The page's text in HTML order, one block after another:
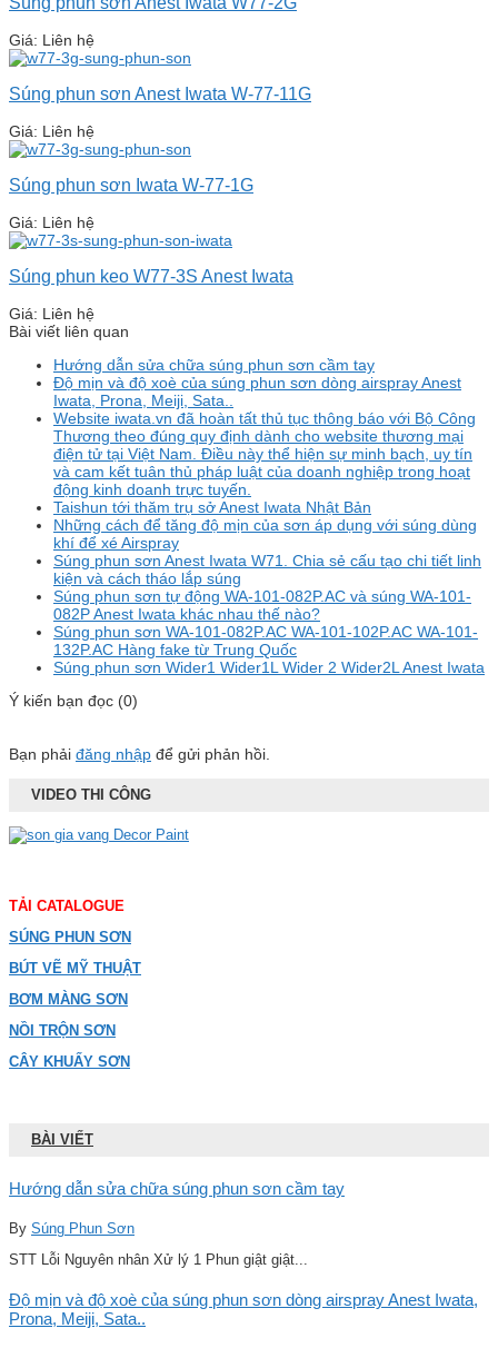
Giá: Liên hệ
Súng phun sơn Anest Iwata W-77-11G
Giá: Liên hệ
Súng phun sơn Iwata W-77-1G
Giá: Liên hệ
Súng phun keo W77-3S Anest Iwata
Giá: Liên hệ
Bài viết liên quan
Hướng dẫn sửa chữa súng phun sơn cầm tay
Độ mịn và độ xoè của súng phun sơn dòng airspray Anest
Iwata, Prona, Meiji, Sata..
Website iwata.vn đã hoàn tất thủ tục thông báo với Bộ Công
Thương theo đúng quy định dành cho website thương mại
điện tử tại Việt Nam. Điều này thể hiện sự minh bạch, uy tín
và cam kết tuân thủ pháp luật của doanh nghiệp trong hoạt
động kinh doanh trực tuyến.
Taishun tới thăm trụ sở Anest Iwata Nhật Bản
Những cách để tăng độ mịn của sơn áp dụng với súng dùng
khí để xé Airspray
Súng phun sơn Anest Iwata W71. Chia sẻ cấu tạo chi tiết linh
kiện và cách tháo lắp súng
Súng phun sơn tự động WA-101-082P.AC và súng WA-101-
082P Anest Iwata khác nhau thế nào?
Súng phun sơn WA-101-082P.AC WA-101-102P.AC WA-101-
132P.AC Hàng fake từ Trung Quốc
Súng phun sơn Wider1 Wider1L Wider 2 Wider2L Anest Iwata
Ý kiến bạn đọc (0)
Bạn phải đăng nhập để gửi phản hồi.
VIDEO THI CÔNG
TẢI CATALOGUE
SÚNG PHUN SƠN
BÚT VẼ MỸ THUẬT
BƠM MÀNG SƠN
NỒI TRỘN SƠN
CÂY KHUẤY SƠN
BÀI VIẾT
Hướng dẫn sửa chữa súng phun sơn cầm tay
By Súng Phun Sơn
STT Lỗi Nguyên nhân Xử lý 1 Phun giật giật...
Độ mịn và độ xoè của súng phun sơn dòng airspray Anest Iwata,
Prona, Meiji, Sata..